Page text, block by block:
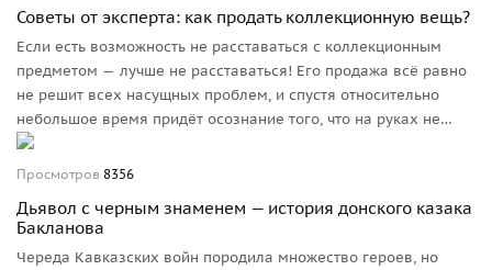
Советы от эксперта: как продать коллекционную вещь?
Если есть возможность не расставаться с коллекционным
предметом — лучше не расставаться! Его продажа всё равно
не решит всех насущных проблем, и спустя относительно
небольшое время придёт осознание того, что на руках не
осталось ни дорогой сердцу вещи, ни вырученных за неё
денег.
Просмотров 8356
Дьявол с черным знаменем — история донского казака
Бакланова
Череда Кавказских войн породила множество героев, но